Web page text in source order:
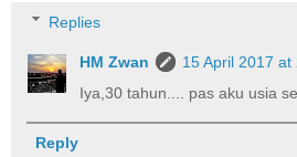
Replies
HM Zwan
15 April 2017 at
Iya,30 tahun.... pas aku usia
Reply